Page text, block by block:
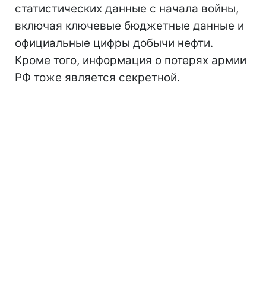
статистических данные с начала войны,
включая ключевые бюджетные данные и
официальные цифры добычи нефти.
Кроме того, информация о потерях армии
РФ тоже является секретной.